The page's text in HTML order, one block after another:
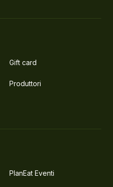
Gift card
Produttori
PlanEat Eventi